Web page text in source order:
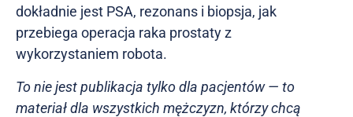
dokładnie jest PSA, rezonans i biopsja, jak
przebiega operacja raka prostaty z
wykorzystaniem robota.
To nie jest publikacja tylko dla pacjentów — to
materiał dla wszystkich mężczyzn, którzy chcą